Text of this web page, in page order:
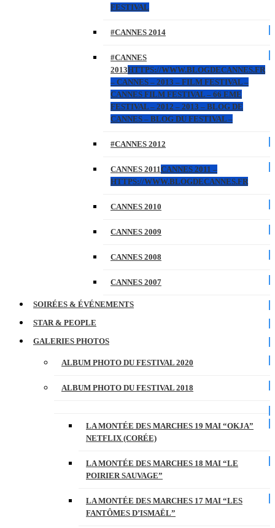
FESTIVAL
#CANNES 2014
#CANNES
2013HTTPS://WWW.BLOGDECANNES.FR
– CANNES – 2013 – FILM FESTIVAL –
CANNES FILM FESTIVAL – 66 EME
FESTIVAL – 2012 – 2013 – BLOG DE
CANNES – BLOG DU FESTIVAL –
#CANNES 2012
CANNES 2011CANNES 2011 –
HTTPS://WWW.BLOGDECANNES.FR
CANNES 2010
CANNES 2009
CANNES 2008
CANNES 2007
SOIRÉES & ÉVÉNEMENTS
STAR & PEOPLE
GALERIES PHOTOS
ALBUM PHOTO DU FESTIVAL 2020
ALBUM PHOTO DU FESTIVAL 2018
LA MONTÉE DES MARCHES 19 MAI “OKJA”
NETFLIX (CORÉE)
LA MONTÉE DES MARCHES 18 MAI “LE
POIRIER SAUVAGE”
LA MONTÉE DES MARCHES 17 MAI “LES
FANTÔMES D’ISMAËL”